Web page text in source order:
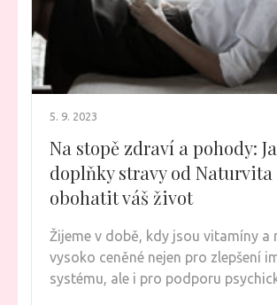
5. 9. 2023
Na stopě zdraví a pohody:
doplňky stravy od Naturvita
obohatit váš život
Žijeme v době, kdy jsou vitamíny a
vysoko ceněné nejen pro zlepšení
systému, ale i pro podporu